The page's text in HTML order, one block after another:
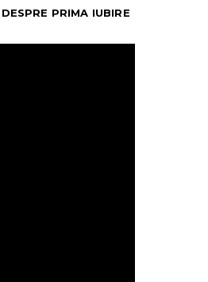
PRIMA IUBIRE